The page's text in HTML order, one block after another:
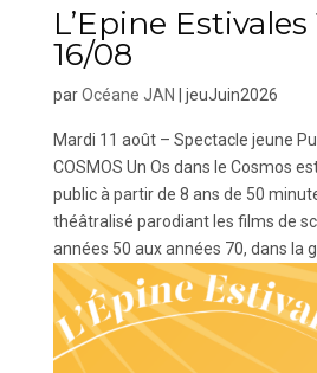
L’Epine
16/08
parOcéane JAN jeuJuin2026
Mardi 11 août – Spectacle jeune
COSMOS Un Os dans le Cosmos
public à partir de 8 ans de 50
théâtralisé parodiant les films de
années 50 aux années 70, dans la